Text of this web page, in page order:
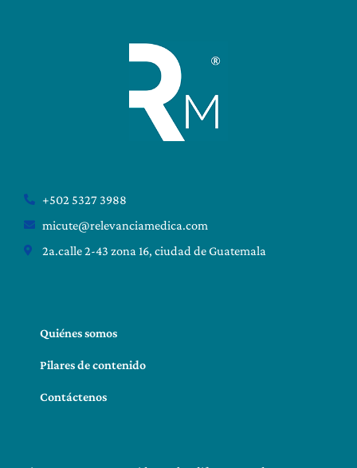
+502 5327 3988
micute@relevanciamedica.com
2a.calle 2-43 zona 16, ciudad de Guatemala
Quiénes somos
Pilares de contenido
Contáctenos